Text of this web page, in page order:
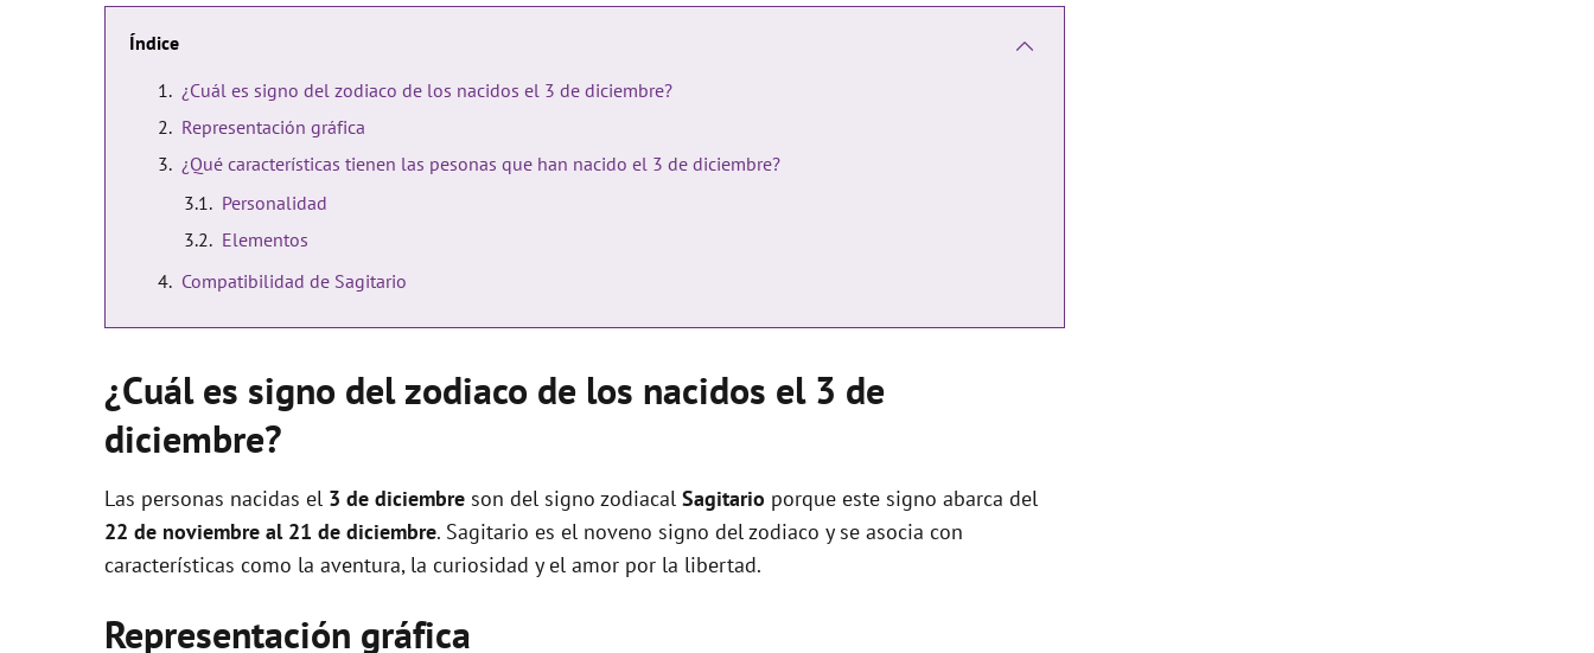
Índice
¿Cuál es signo del zodiaco de los nacidos el 3 de diciembre?
Representación gráfica
¿Qué características tienen las pesonas que han nacido el 3 de diciembre?
Personalidad
Elementos
Compatibilidad de Sagitario
¿Cuál es signo del zodiaco de los nacidos el 3 de
diciembre?
Las personas nacidas el 3 de diciembre son del signo zodiacal Sagitario porque este signo abarca del
22 de noviembre al 21 de diciembre. Sagitario es el noveno signo del zodiaco y se asocia con
características como la aventura, la curiosidad y el amor por la libertad.
Representación gráfica